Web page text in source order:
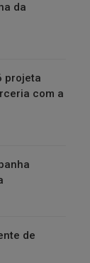
da
projeta
com a
de